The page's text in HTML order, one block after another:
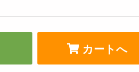
カートへ